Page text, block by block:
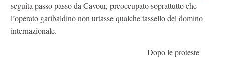
seguita passo passo da Cavour, preoccupato soprattutto che
l’operato garibaldino non urtasse qualche tassello del domino
internazionale.
Dopo le proteste